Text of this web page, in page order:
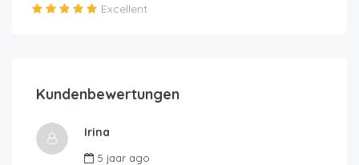
Excellent
Kundenbewertungen
Irina
5 jaar ago